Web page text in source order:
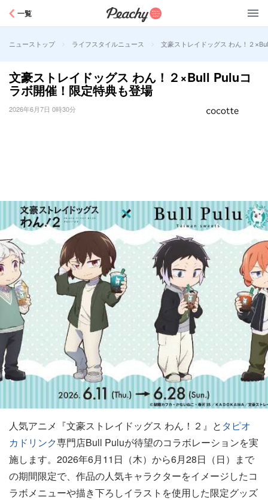
一覧
ニューストップ > ライフスタイルニュース > 文豪ストレイドッグス わん！２
文豪ストレイドッグス わん！２×Bull Puluコ
ラボ開催！限定特典も登場
2026年6月7日 0時30分
人気アニメ『文豪ストレイドッグス わん！２』と タピオ
カ ドリンク専門店Bull Puluが待望のコラボレーションを実
施します。2026年6月11日（木）から6月28日（日）まで
の期間限定で、作品の人気キャラクターをイメージしたコ
ラボメニューや描き下ろしイラストを使用した限定グッズ